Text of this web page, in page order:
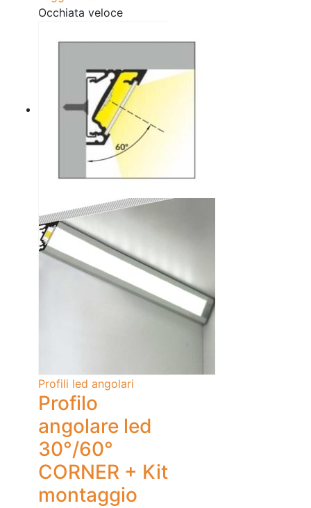
Occhiata veloce
Profili led angolari
Profilo
angolare led
30°/60°
CORNER + Kit
montaggio